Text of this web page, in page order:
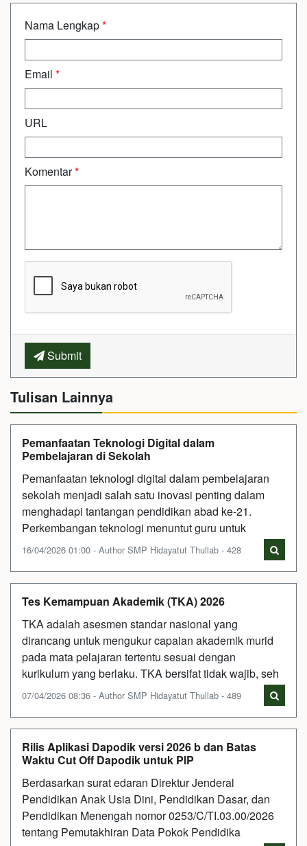
Nama Lengkap*
Email *
URL
Komentar*
Submit
Tulisan Lainnya
Pemanfaatan Teknologi Digital dalam
Pembelajaran di Sekolah
Pemanfaatan teknologi digital dalam pembelajaran
sekolah menjadi salah satu inovasi penting dalam
menghadapi tantangan pendidikan abad ke-21.
Perkembangan teknologi menuntut guru untuk
16/04/2026 01:00 - Author SMP Hidayatut Thullab - 428
Tes Kemampuan Akademik (TKA) 2026
TKA adalah asesmen standar nasional yang
dirancang untuk mengukur capaian akademik murid
pada mata pelajaran tertentu sesuai dengan
kurikulum yang berlaku. TKA bersifat tidak wajib, seh
07/04/2026 08:36 - Author SMP Hidayatut Thullab - 489
Rilis Aplikasi Dapodik versi 2026 b dan Batas
Waktu Cut Off Dapodik untuk PIP
Berdasarkan surat edaran Direktur Jenderal
Pendidikan Anak Usia Dini, Pendidikan Dasar, dan
Pendidikan Menengah nomor 0253/C/TI.03.00/2026
tentang Pemutakhiran Data Pokok Pendidika